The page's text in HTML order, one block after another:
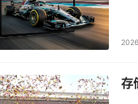
清远见携手百度智能云达成战
推出了人脸识别、车牌识别、
智能技术。
存